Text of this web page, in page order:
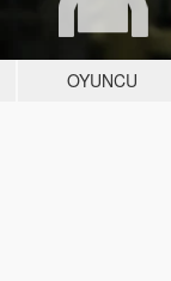
OYUNCU